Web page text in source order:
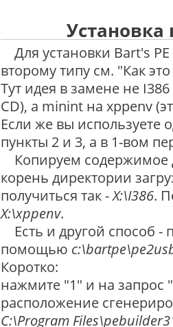
Установка
Для установки Bart's
второму типу см. "Как
Тут идея в замене не I386
CD), а minint на xppenv
Если же вы используете
пункты 2 и 3, а в 1-вом
Копируем содержимое
корень директории
получиться так -X:\I386.
X:\xppenv.
Есть и другой способ -
помощью
Коротко:
нажмите "1" и на запрос
расположение
C:\Program